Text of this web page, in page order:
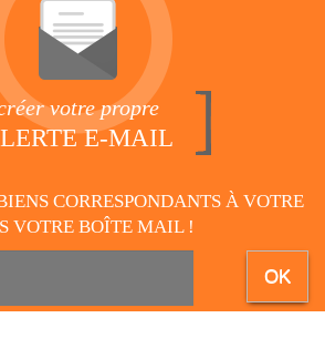
votre propre
E-MAIL
CORRESPONDANTS À VOTRE
VOTRE BOÎTE MAIL !
OK